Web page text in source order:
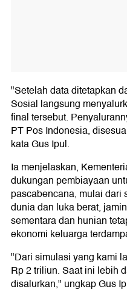
"Setelah data ditetapkan
Sosial langsung
final tersebut.
PT Pos Indonesia,
kata Gus Ipul.
Ia menjelaskan,
dukungan pembiayaan
pascabencana, mulai dari
dunia dan luka berat,
sementara dan hunian
ekonomi keluarga
"Dari simulasi yang kami
Rp 2 triliun. Saat ini lebih
disalurkan," ungkap Gus